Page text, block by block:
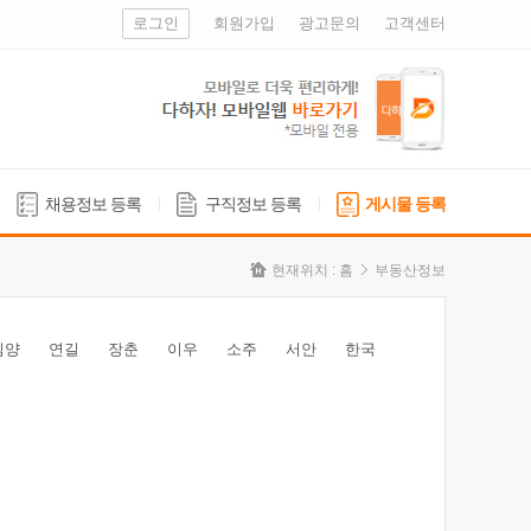
로그인 회원가입 광고문의 고객센터
채용정보 등록 구직정보 등록 게시물 등록
현재위치 : 홈 부동산정보
양 연길 장춘 이우 소주 서안 한국